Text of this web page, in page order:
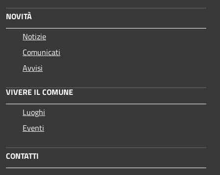
NOVITÀ
Notizie
Comunicati
Avvisi
VIVERE IL COMUNE
Luoghi
Eventi
CONTATTI